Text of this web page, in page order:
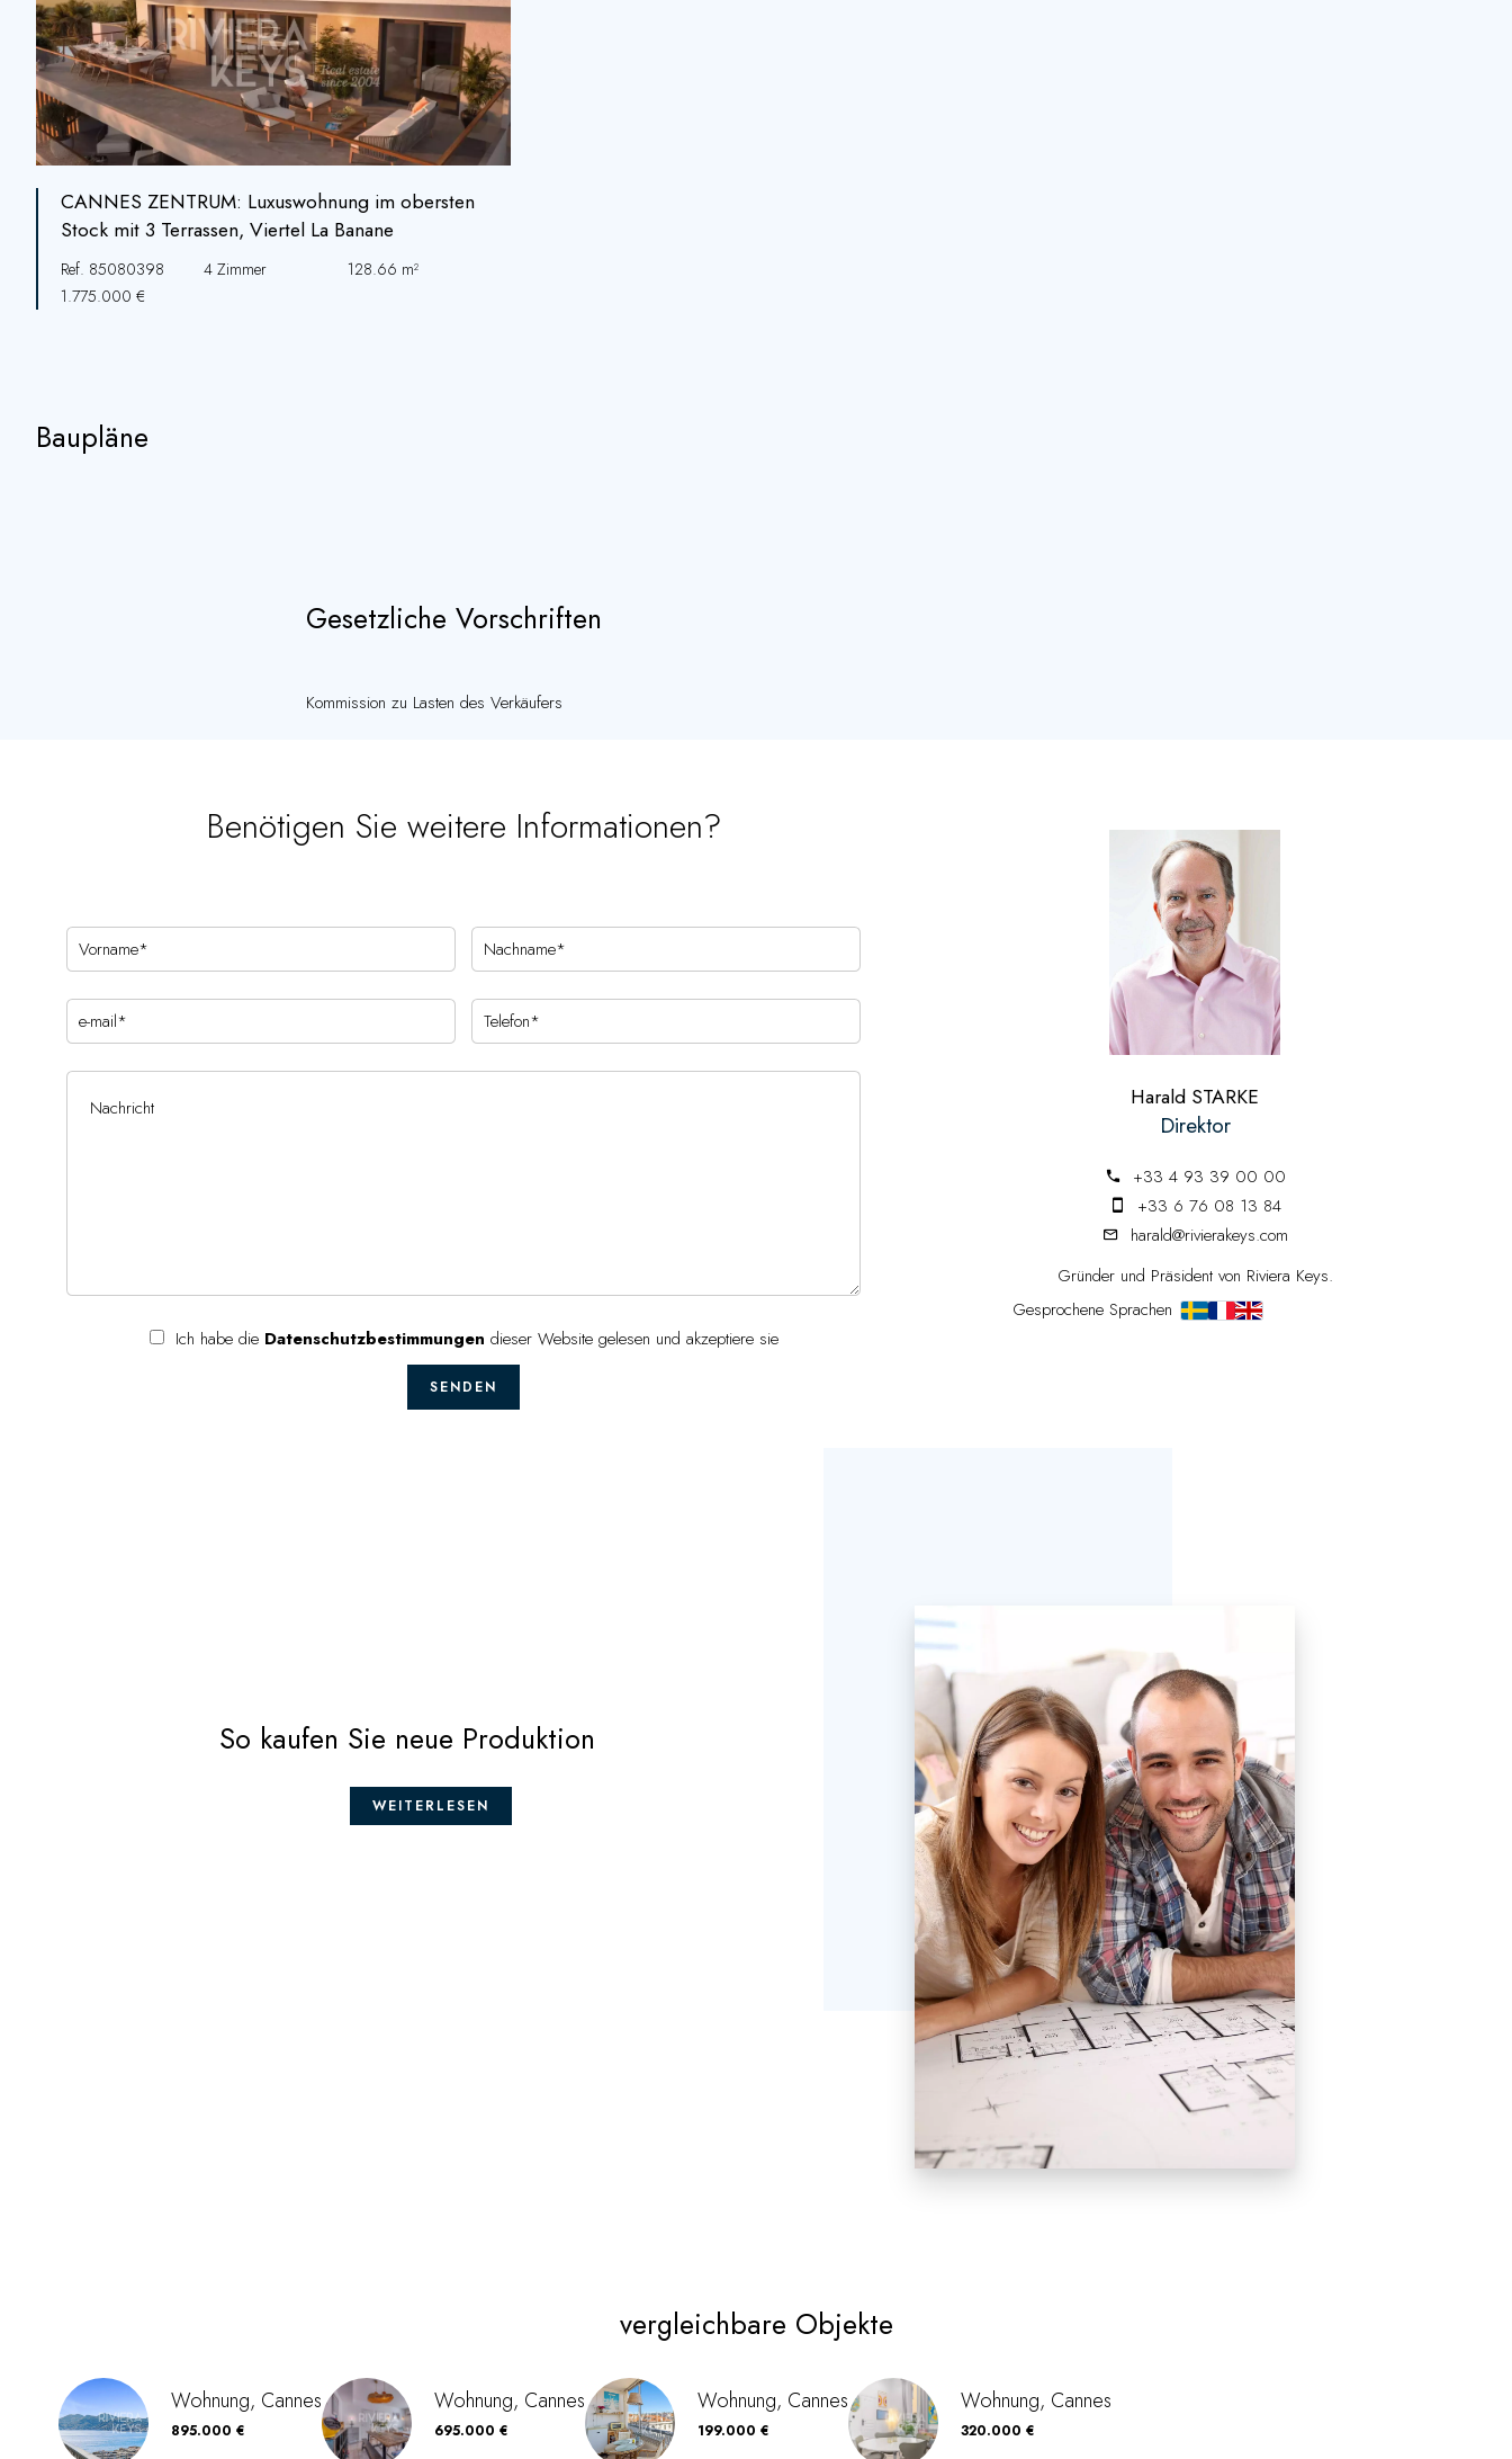
CANNES ZENTRUM: Luxuswohnung im obersten
Stock mit 3 Terrassen, Viertel La Banane
Ref. 85080398 4 Zimmer
128.66 m²
1.775.000 €
Baupläne
Gesetzliche Vorschriften
Kommission zu Lasten des Verkäufers
Benötigen Sie weitere Informationen?
Ich habe die Datenschutzbestimmungen dieser Website gelesen und akzeptiere sie
SENDEN
Harald STARKE
Direktor
+33 4 93 39 00 00
+33 6 76 08 13 84
harald@rivierakeys.com
Gründer und Präsident von Riviera Keys.
Gesprochene Sprachen
So kaufen Sie neue Produktion
WEITERLESEN
vergleichbare Objekte
Wohnung, Cannes
895.000 €
Wohnung, Cannes
695.000 €
Wohnung, Cannes
199.000 €
Wohnung, Cannes
320.000 €